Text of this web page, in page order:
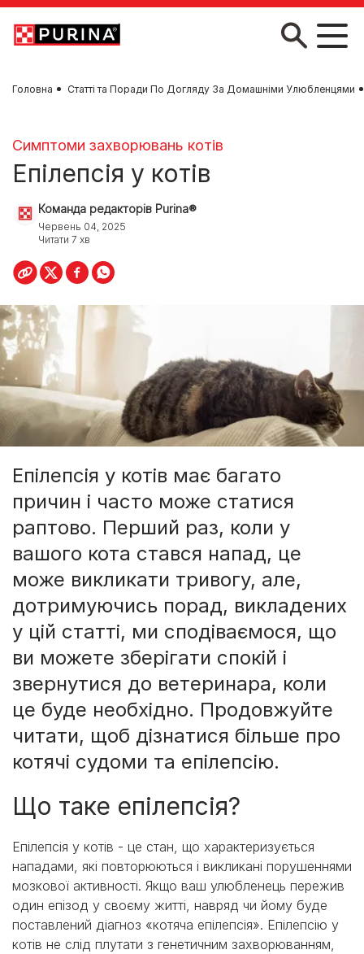
Skip to main content
Головна Статті та Поради По Догляду За Домашніми Улюбленцями
Симптоми захворювань котів
Епілепсія у котів
Команда редакторів Purina®
Червень 04, 2025
Читати 7 хв
Епілепсія у котів має багато
причин і часто може статися
раптово. Перший раз, коли у
вашого кота стався напад, це
може викликати тривогу, але,
дотримуючись порад, викладених
у цій статті, ми сподіваємося, що
ви можете зберігати спокій і
звернутися до ветеринара, коли
це буде необхідно. Продовжуйте
читати, щоб дізнатися більше про
котячі судоми та епілепсію.
Що таке епілепсія?
Епілепсія у котів - це стан, що характеризується
нападами, які повторюються і викликані порушеннями
мозкової активності. Якщо ваш улюбленець пережив
один епізод у своєму житті, навряд чи йому буде
поставлений діагноз «котяча епілепсія». Епілепсію у
котів не слід плутати з генетичним захворюванням,